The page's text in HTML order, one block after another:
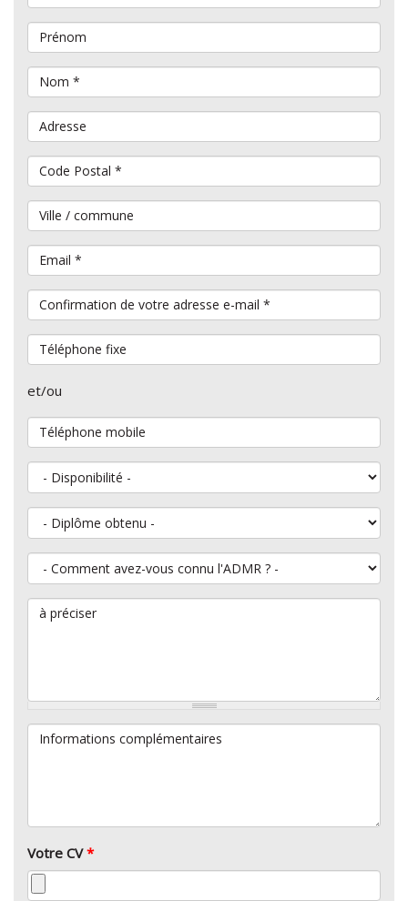
Prénom
Nom*
Adresse
Code Postal*
Ville / commune
Email*
Confirmation de votre adresse e-mail*
Téléphone fixe
et/ou
Téléphone mobile
Disponibilité
Diplôme obtenu
Comment avez-vous connu l'ADMR ?
à préciser
Informations complémentaires
Votre CV*